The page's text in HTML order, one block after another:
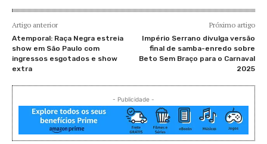
Artigo anterior
Atemporal: Raça Negra estreia
show em São Paulo com
ingressos esgotados e show
extra
Próximo artigo
Império Serrano divulga versão
final de samba-enredo sobre
Beto Sem Braço para o Carnaval
2025
- Publicidade -